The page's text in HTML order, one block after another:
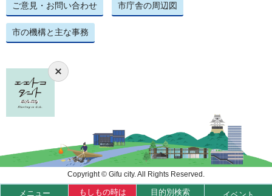
メニュー もしもの時は 目的別検索
ご意見・お問い合わせ 市庁舎の周辺図
市の機構と主な事務
Copyright © Gifu city. All Rights Reserved.